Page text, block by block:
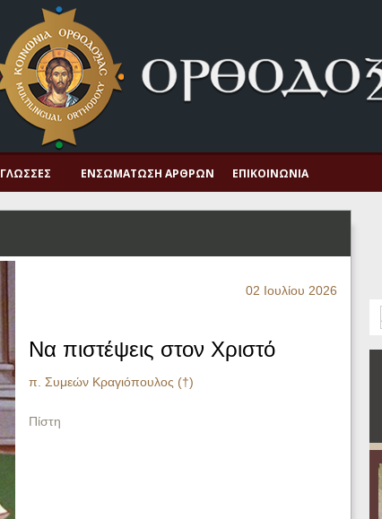
ΕΝΣΩΜΆΤΩΣΗ ΆΡΘΡΩΝ ΕΠΙΚΟΙΝΩΝΊΑ
02 Ιουλίου 2026
Να πιστέψεις στον Χριστό
π. Συμεών Κραγιόπουλος (†)
Πίστη